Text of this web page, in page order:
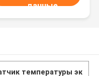
данные
температуры эк